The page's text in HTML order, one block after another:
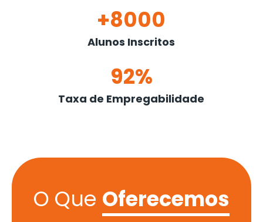
+8000
Alunos Inscritos
92%
Taxa de Empregabilidade
O Que Oferecemos